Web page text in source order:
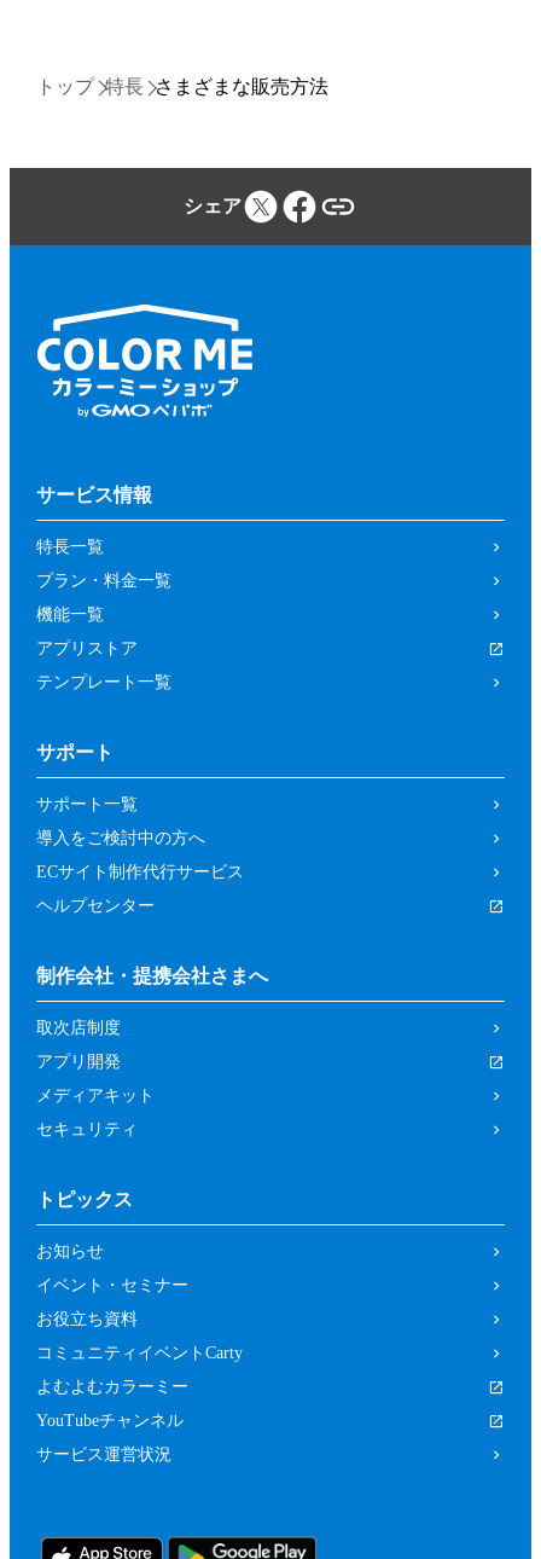
トップ 特長 さまざまな販売方法
シェア
サービス情報
特長一覧
プラン・料金一覧
機能一覧
アプリストア
テンプレート一覧
サポート
サポート一覧
導入をご検討中の方へ
ECサイト制作代行サービス
ヘルプセンター
制作会社・提携会社さまへ
取次店制度
アプリ開発
メディアキット
セキュリティ
トピックス
お知らせ
イベント・セミナー
お役立ち資料
コミュニティイベントCarty
よむよむカラーミー
YouTubeチャンネル
サービス運営状況